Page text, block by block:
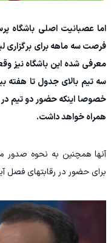
اما عصبانیت اصلی باشگاه
فرصت سه ماهه برای برگزاری
معرفی شده این باشگاه نیز
سه تیم بالای جدول تا هفته
خصوصا اینکه حضور دو تیم در
همراه خواهد داشت.
آنها همچنین به نحوه صدور
برای حضور در رقابتهای فصل